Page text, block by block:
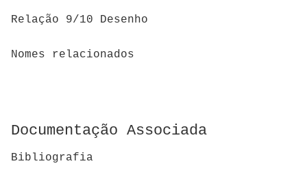
Relação 9/10 Desenho
Nomes relacionados
Documentação Associada
Bibliografia